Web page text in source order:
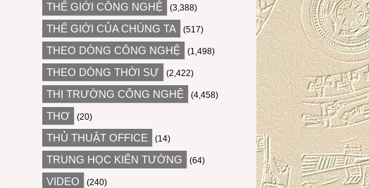
THẾ GIỚI CÔNG NGHỆ (3,388)
THẾ GIỚI CỦA CHÚNG TA (517)
THEO DÒNG CÔNG NGHỆ (1,498)
THEO DÒNG THỜI SỰ (2,422)
THỊ TRƯỜNG CÔNG NGHỆ (4,458)
THƠ (20)
THỦ THUẬT OFFICE (14)
TRUNG HỌC KIẾN TƯỜNG (64)
VIDEO (240)